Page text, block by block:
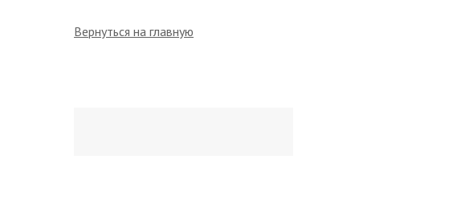
Вернуться на главную